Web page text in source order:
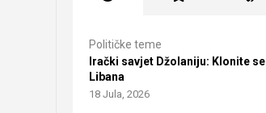
Političke teme
Irački savjet Džolaniju: Klonite se
Libana
18 Jula, 2026